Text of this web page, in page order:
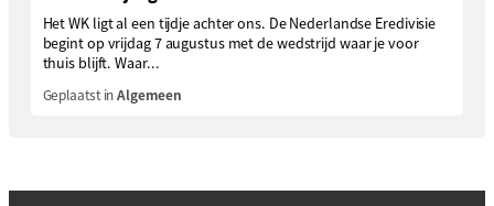
Het WK ligt al een tijdje achter ons. De Nederlandse Eredivisie
begint op vrijdag 7 augustus met de wedstrijd waar je voor
thuis blijft. Waar...
Geplaatst inAlgemeen